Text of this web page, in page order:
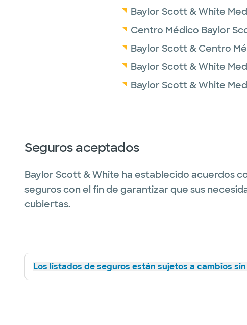
Baylor Scott & White
Centro Médico Baylor
Baylor Scott & Centro
Baylor Scott & White
Baylor Scott & White
Seguros aceptados
Baylor Scott & White ha establecido acuerdos
seguros con el fin de garantizar que sus
cubiertas.
Los listados de seguros están sujetos a cambios